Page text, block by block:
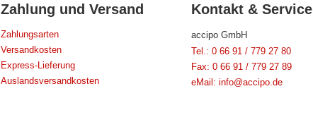
Zahlung und Versand
Zahlungsarten
Versandkosten
Express-Lieferung
Auslandsversandkosten
Kontakt & Service
accipo GmbH
Tel.: 0 66 91 / 779 27 80
Fax: 0 66 91 / 779 27 89
eMail: info@accipo.de